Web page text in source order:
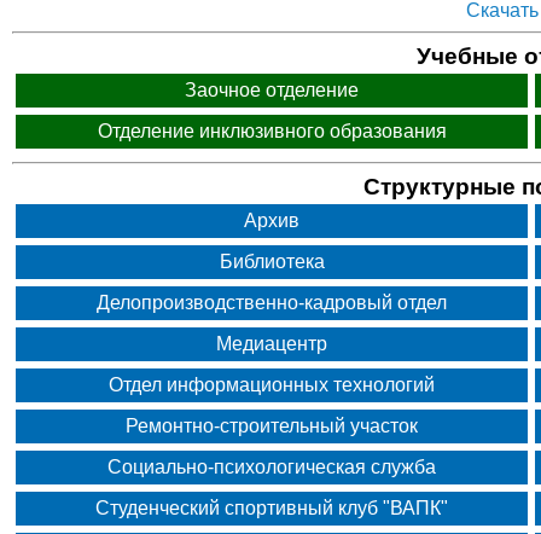
Учебные
Заочное отделение
Отделение инклюзивного образования
Структурные
Архив
Библиотека
Делопроизводственно-кадровый отдел
Медиацентр
Отдел информационных технологий
Ремонтно-строительный участок
Социально-психологическая служба
Студенческий спортивный клуб "ВАПК"